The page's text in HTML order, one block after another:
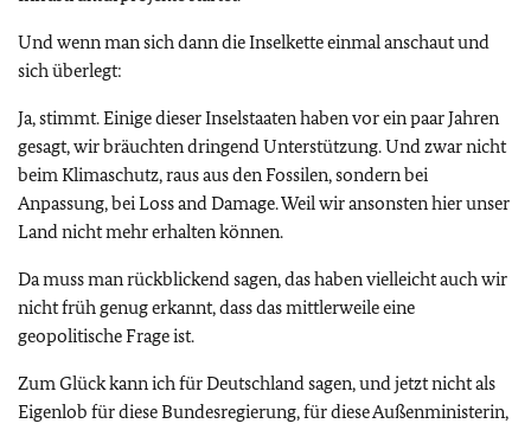
Und wenn man sich dann die Inselkette einmal anschaut und
sich überlegt:
Ja, stimmt. Einige dieser Inselstaaten haben vor ein paar Jahren
gesagt, wir bräuchten dringend Unterstützung. Und zwar nicht
beim Klimaschutz, raus aus den Fossilen, sondern bei
Anpassung, bei Loss and Damage. Weil wir ansonsten hier unser
Land nicht mehr erhalten können.
Da muss man rückblickend sagen, das haben vielleicht auch wir
nicht früh genug erkannt, dass das mittlerweile eine
geopolitische Frage ist.
Zum Glück kann ich für Deutschland sagen, und jetzt nicht als
Eigenlob für diese Bundesregierung, für diese Außenministerin,